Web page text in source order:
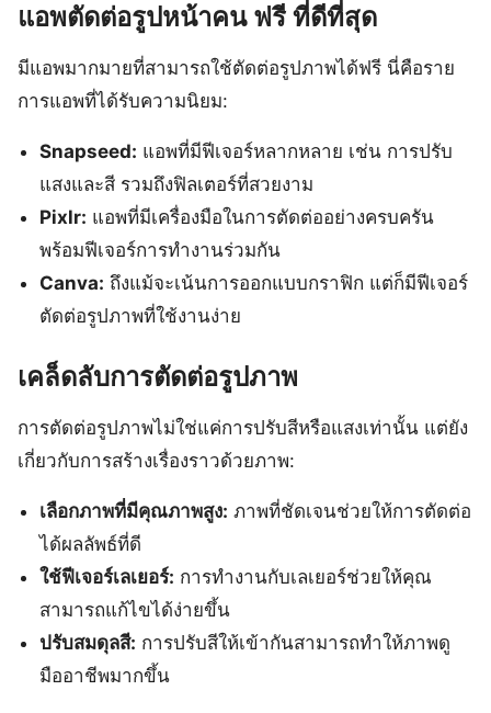
แอพตัดต่อรูปหน้าคน ฟรี ที่ดีที่สุด
มีแอพมากมายที่สามารถใช้ตัดต่อรูปภาพได้ฟรี นี่คือราย
การแอพที่ได้รับความนิยม:
Snapseed: แอพที่มีฟีเจอร์หลากหลาย เช่น การปรับ
แสงและสี รวมถึงฟิลเตอร์ที่สวยงาม
Pixlr: แอพที่มีเครื่องมือในการตัดต่ออย่างครบครัน
พร้อมฟีเจอร์การทำงานร่วมกัน
Canva: ถึงแม้จะเน้นการออกแบบกราฟิก แต่ก็มีฟีเจอร์
ตัดต่อรูปภาพที่ใช้งานง่าย
เคล็ดลับการตัดต่อรูปภาพ
การตัดต่อรูปภาพไม่ใช่แค่การปรับสีหรือแสงเท่านั้น แต่ยัง
เกี่ยวกับการสร้างเรื่องราวด้วยภาพ:
เลือกภาพที่มีคุณภาพสูง: ภาพที่ชัดเจนช่วยให้การตัดต่อ
ได้ผลลัพธ์ที่ดี
ใช้ฟีเจอร์เลเยอร์: การทำงานกับเลเยอร์ช่วยให้คุณ
สามารถแก้ไขได้ง่ายขึ้น
ปรับสมดุลสี: การปรับสีให้เข้ากันสามารถทำให้ภาพดู
มืออาชีพมากขึ้น